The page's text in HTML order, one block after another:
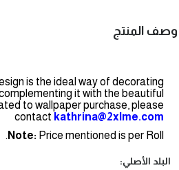
وصف المنتج
is the ideal way of decorating
it with the beautiful
to wallpaper purchase, please
contact kathrina@2xlme.com
Note: Price mentioned is per Roll.
البلد الأصلي: